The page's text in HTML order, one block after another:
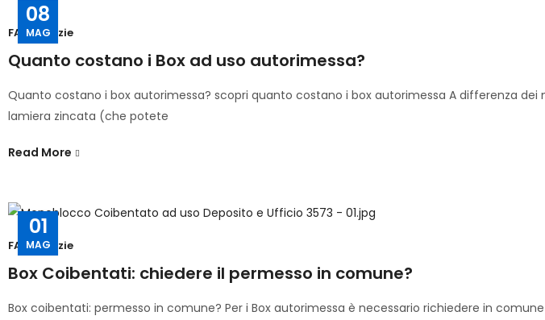
08
MAG
FAQ,Notizie
Quanto costano i Box ad uso autorimessa?
Quanto costano i box autorimessa? scopri quanto costano i box autorimessa A differenza
lamiera zincata (che potete
Read More
01
MAG
FAQ,Notizie
Box Coibentati: chiedere il permesso in comune?
Box coibentati: permesso in comune? Per i Box autorimessa è necessario richiedere in